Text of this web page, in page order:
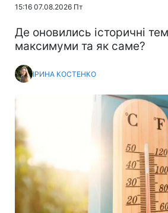
15:16 07.08.2026 Пт
Де оновились історичні
максимуми та як саме?
ІРИНА КОСТЕНКО